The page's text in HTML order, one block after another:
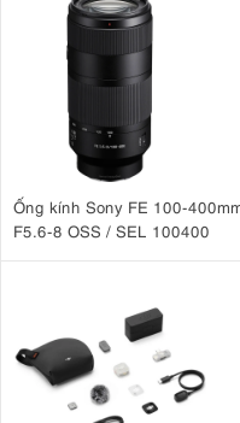
Ống kính Sony FE 100-
F5.6-8 OSS / SEL 100400